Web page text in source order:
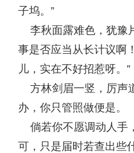
子坞。”
李秋面露难色，犹豫
事是否应当从长计议啊
儿，实在不好招惹呀。”
方林剑眉一竖，厉声
办，你只管照做便是。
倘若你不愿调动人手
可，只是届时若查出些